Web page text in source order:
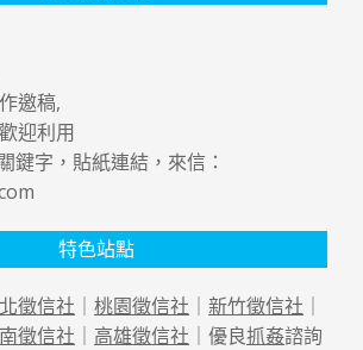
邀稿,
迎利用
鍵字，貼紙連結，來信：
特色站點
徵信社 ｜ 桃園徵信社 ｜ 新竹徵信社 ｜
徵信社 ｜ 高雄徵信社 ｜優良抓姦諮詢